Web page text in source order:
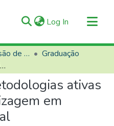
Log In (current)
Trabalhos de Conclusão de Curso (TCCs)
Graduação
A utilização de metodologias ativas de ensino-aprendizagem em educação ambiental
ativas
em